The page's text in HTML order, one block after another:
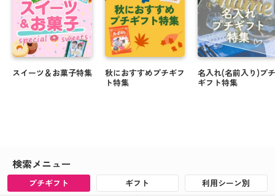
スイーツ＆お菓子特集
秋におすすめプチギフ
ト特集
名入れ(名前入り)プチ
ギフト特集
検索メニュー
プチギフト ギフト 利用シーン別